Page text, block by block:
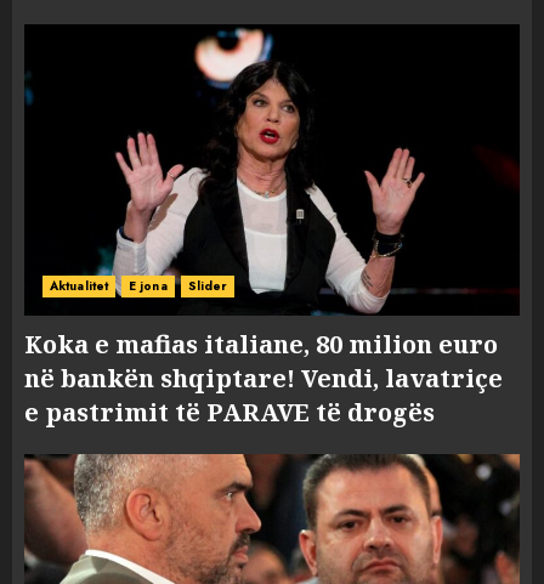
Aktualitet E jona Slider
Koka e mafias italiane, 80 milion euro
në bankën shqiptare! Vendi, lavatriçe
e pastrimit të PARAVE të drogës